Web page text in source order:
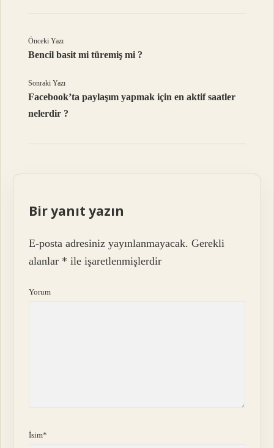
Önceki Yazı
Bencil basit mi türemiş mi ?
Sonraki Yazı
Facebook’ta paylaşım yapmak için en aktif saatler
nelerdir ?
Bir yanıt yazın
E-posta adresiniz yayınlanmayacak. Gerekli
alanlar * ile işaretlenmişlerdir
Yorum
İsim*